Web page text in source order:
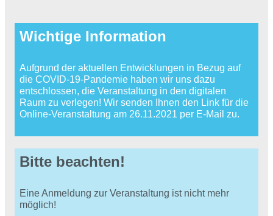
Wichtige Information
Aufgrund der aktuellen Entwicklungen in Bezug auf
die COVID-19-Pandemie haben wir uns dazu
entschlossen, die Veranstaltung in den digitalen
Raum zu verlegen! Wir senden Ihnen den Link für die
Online-Veranstaltung am 26.11.2021 per E-Mail zu.
Bitte beachten!
Eine Anmeldung zur Veranstaltung ist nicht mehr
möglich!